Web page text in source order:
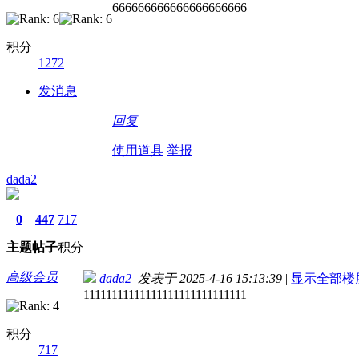
积分
1272
发消息
666666666666666666666
回复
使用道具 举报
dada2
0
主题
447
帖子
717
积分
高级会员
积分
717
dada2 发表于 2025-4-16 15:13:39 | 显示全部楼
11111111111111111111111111111